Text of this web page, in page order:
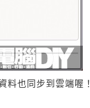
料也同步到雲端喔！